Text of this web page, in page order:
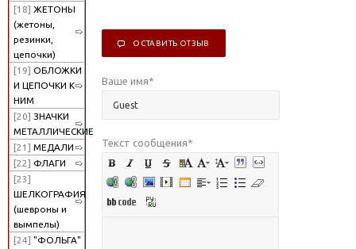
[18] ЖЕТОНЫ
(жетоны,
резинки,
цепочки)
[19] ОБЛОЖКИ
И ЦЕПОЧКИ К
НИМ
[20] ЗНАЧКИ
МЕТАЛЛИЧЕСКИЕ
[21] МЕДАЛИ
[22] ФЛАГИ
[23]
ШЕЛКОГРАФИЯ
(шевроны и
вымпелы)
[24] "ФОЛЬГА"
ОСТАВИТЬ ОТЗЫВ
Ваше имя*
Текст сообщения*